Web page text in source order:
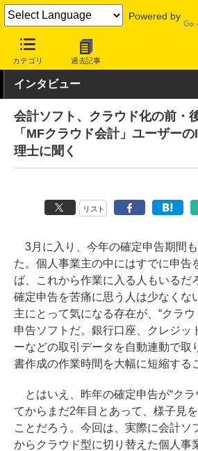
Powered by
カテゴリ 過去記事
INTERNET Watch サービス/ソフト ソ
インタビュー
会計ソフト、クラウド化の前・
「MFクラウド会計」ユーザー
理士に聞く
リスト
3月に入り、今年の確定申告期間
た。個人事業主の中にはすでに申告
ば、これから作業に入る人もいるだ
確定申告を苦痛に思う人は少なくな
主にとって気になる存在が、“クラ
申告ソフトだ。銀行口座、クレジッ
ーなどの取引データを自動連動で取
書作成の作業時間を大幅に短縮する
とはいえ、昨年の確定申告が“クラ
てからまだ2年目とあって、様子見
ことだろう。今回は、実際に会計ソ
からクラウド型に切り替えた個人事